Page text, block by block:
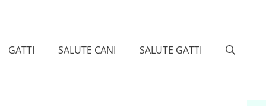
GATTI SALUTE CANI SALUTE GATTI